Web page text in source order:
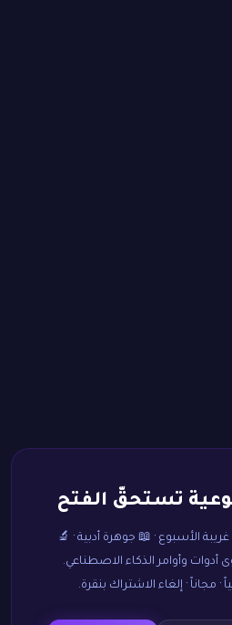
تستحقّ الفتح
الأسبوع · 📖 جوهرة أدبية · 🔬
وأوامر الذكاء الاصطناعي.
مجاناً · إلغاء الاشتراك بنقرة.